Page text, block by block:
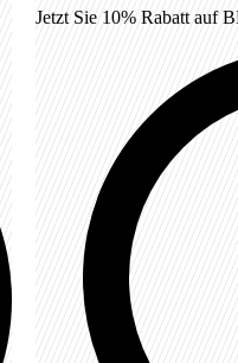
Jetzt Sie 10% Rabatt auf